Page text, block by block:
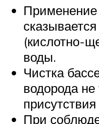
Применение
(кислотно-
воды.
Чистка
водорода не
При